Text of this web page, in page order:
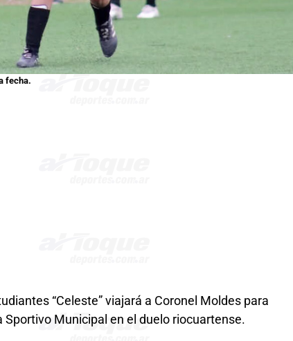
fecha.
“Celeste” viajará a Coronel Moldes para
Municipal en el duelo riocuartense.